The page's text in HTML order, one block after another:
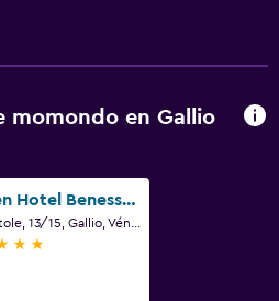
momondo en Gallio
Gaarten Hotel Benessere Spa by Kleos Group Collection